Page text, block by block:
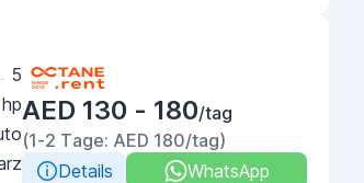
5
AED 130 - 180/tag
(1-2 Tage: AED 180/tag)
Details
WhatsApp